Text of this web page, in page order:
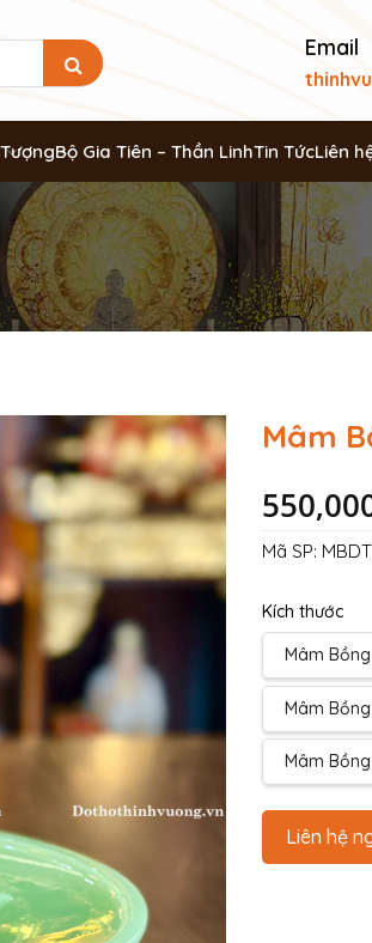
Email
TượngBộ Gia Tiên – Thần LinhTin TứcLiên
Mâm
Kích thước
Mâm
Mâm
Mâm
Liên hệ
Mã SP: